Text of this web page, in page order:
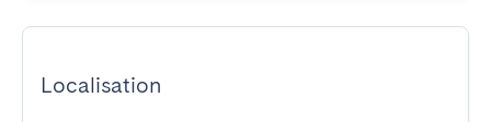
Localisation